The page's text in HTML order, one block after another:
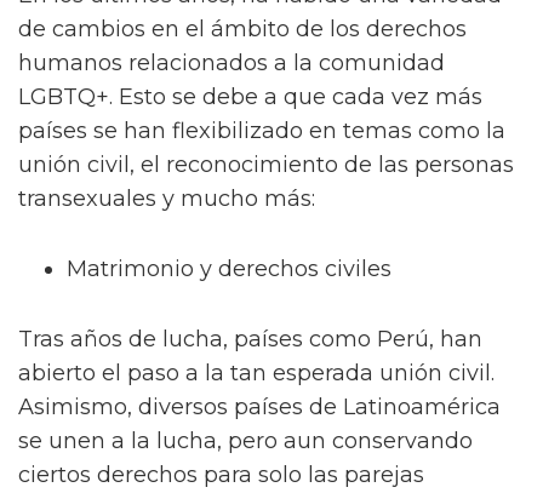
de cambios en el ámbito de los derechos
humanos relacionados a la comunidad
LGBTQ+. Esto se debe a que cada vez más
países se han flexibilizado en temas como la
unión civil, el reconocimiento de las personas
transexuales y mucho más:
Matrimonio y derechos civiles
Tras años de lucha, países como Perú, han
abierto el paso a la tan esperada unión civil.
Asimismo, diversos países de Latinoamérica
se unen a la lucha, pero aun conservando
ciertos derechos para solo las parejas